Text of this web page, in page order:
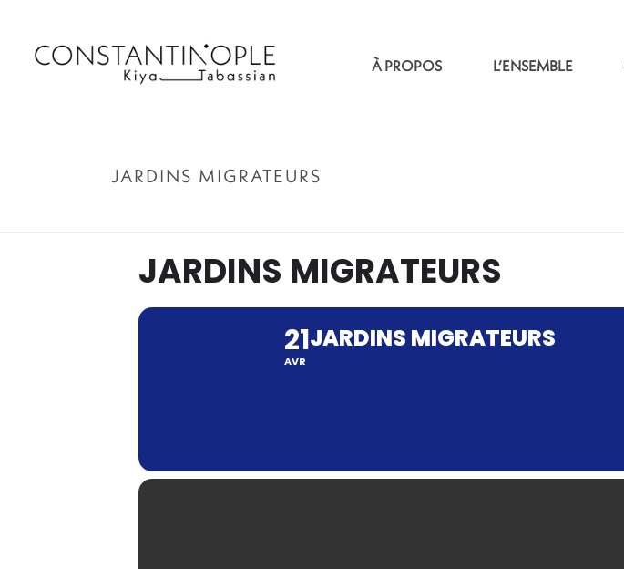
À PROPOS L’ENSEMBLE
JARDINS MIGRATEURS
JARDINS MIGRATEURS
21
AVR
JARDINS MIGRATEURS